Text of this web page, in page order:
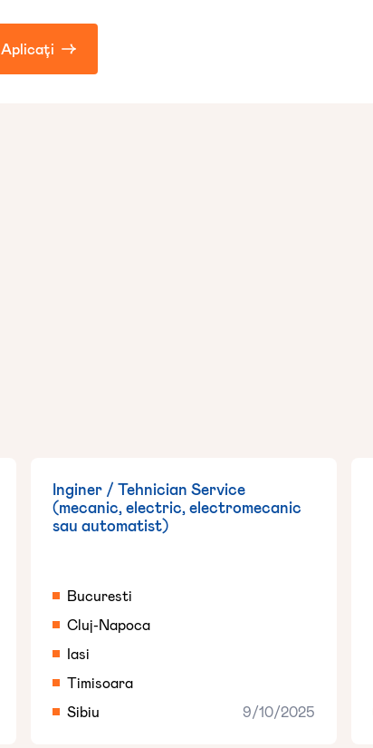
Aplicați
Inginer / Tehnician Service
(mecanic, electric, electromecanic
sau automatist)
Bucuresti
Cluj-Napoca
Iasi
Timisoara
Sibiu
9/10/2025